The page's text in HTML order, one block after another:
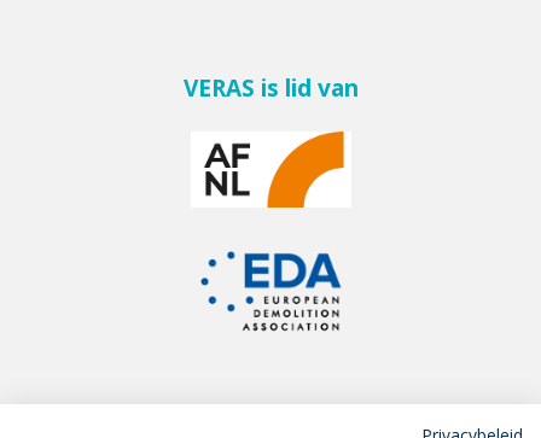
VERAS is lid van